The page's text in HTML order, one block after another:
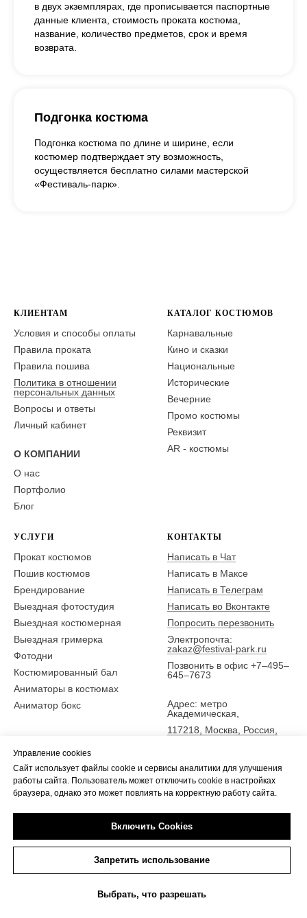
в двух экземплярах, где прописывается паспортные
данные клиента, стоимость проката костюма,
название, количество предметов, срок и время
возврата.
Подгонка костюма
Подгонка костюма по длине и ширине, если
костюмер подтверждает эту возможность,
осуществляется бесплатно силами мастерской
«Фестиваль-парк».
КЛИЕНТАМ
Условия и способы оплаты
Правила проката
Правила пошива
Политика в отношении
персональных данных
Вопросы и ответы
Личный кабинет
О КОМПАНИИ
О нас
Портфолио
Блог
КАТАЛОГ КОСТЮМОВ
Карнавальные
Кино и сказки
Национальные
Исторические
Вечерние
Промо костюмы
Реквизит
AR - костюмы
УСЛУГИ
Прокат костюмов
Пошив костюмов
Брендирование
Выездная фотостудия
Выездная костюмерная
Выездная гримерка
Фотодни
Костюмированный бал
Аниматоры в костюмах
Аниматор бокс
КОНТАКТЫ
Написать в Чат
Написать в Максе
Написать в Телеграм
Написать во Вконтакте
Попросить перезвонить
Электропочта:
zakaz@festival-park.ru
Позвонить в офис +7–495–
645–7673
Адрес: метро
Академическая,
117218, Москва, Россия,
5 эт., офис Фестиваль-парк
Управление cookies
Сайт использует файлы cookie и сервисы аналитики для улучшения
работы сайта. Пользователь может отключить cookie в настройках
браузера, однако это может повлиять на корректную работу сайта.
Включить Cookies
Запретить использование
Выбрать, что разрешать